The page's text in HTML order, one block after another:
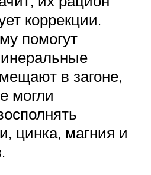
коррекции.
помогут
в загоне,
могли
цинка, магния и